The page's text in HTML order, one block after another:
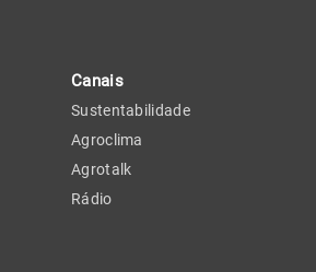
Canais
Sustentabilidade
Agroclima
Agrotalk
Rádio